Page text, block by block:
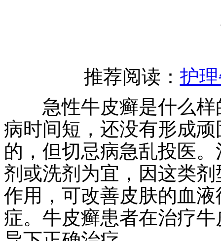
推荐阅读： 护
急性牛皮癣是什么样
病时间短，还没有形成
的，但切忌病急乱投医
剂或洗剂为宜，因这类
作用，可改善皮肤的血
症。牛皮癣患者在治疗